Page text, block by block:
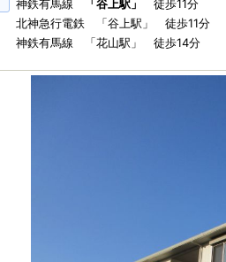
神鉄有馬線 「谷上駅」
徒歩11分
北神急行電鉄 「谷上駅」 徒歩11分
神鉄有馬線 「花山駅」 徒歩14分